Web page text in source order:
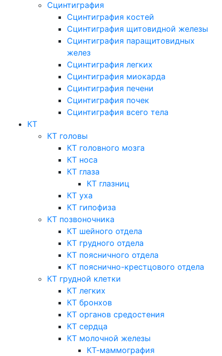
Сцинтиграфия
Сцинтиграфия костей
Сцинтиграфия щитовидной железы
Сцинтиграфия паращитовидных
желез
Сцинтиграфия легких
Сцинтиграфия миокарда
Сцинтиграфия печени
Сцинтиграфия почек
Сцинтиграфия всего тела
КТ
КТ головы
КТ головного мозга
КТ носа
КТ глаза
КТ глазниц
КТ уха
КТ гипофиза
КТ позвоночника
КТ шейного отдела
КТ грудного отдела
КТ поясничного отдела
КТ пояснично-крестцового отдела
КТ грудной клетки
КТ легких
КТ бронхов
КТ органов средостения
КТ сердца
КТ молочной железы
КТ-маммография